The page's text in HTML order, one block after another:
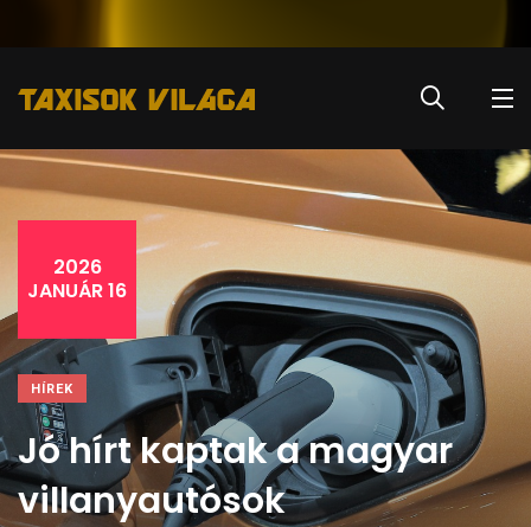
2026
JANUÁR 16
HÍREK
Jó hírt kaptak a magyar
villanyautósok